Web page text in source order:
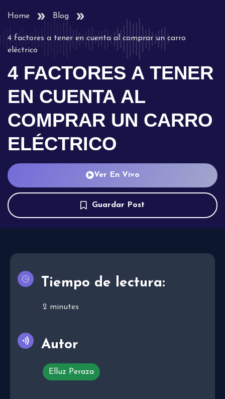
Home Blog
4 factores a tener en cuenta al comprar un carro
eléctrico
4 FACTORES A TENER
EN CUENTA AL
COMPRAR UN CARRO
ELÉCTRICO
Ver En Vivo
Guardar Post
Tiempo de lectura:
2 minutes
Autor
Elluz Peraza